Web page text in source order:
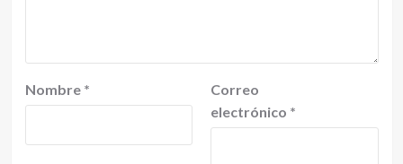
Nombre *
Correo
electrónico *